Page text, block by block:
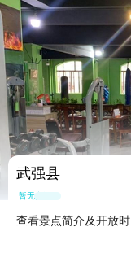
武强县
暂无点评
查看景点简介及开放
